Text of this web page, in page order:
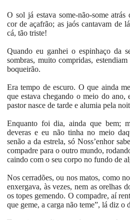
O sol já estava some-não-some
cor de açafrão; as jaós cantavam de
cá, tão triste!
Quando eu ganhei o espinhaço da
sombras, muito compridas,
boqueirão.
Era tempo de escuro. O que ainda
que estava chegando o meio do ano,
pastor nasce de tarde e alumia pela
Enquanto foi dia, ainda que bem;
deveras e eu não tinha no meio
senão a da estrela, só Noss’enhor
compadre para o outro mundo,
caindo com o seu corpo no fundo de
Nos cerradões, ou nos matos, como
enxergava, às vezes, nem as orelhas
os topes gemendo. O compadre, aí
que geme, a carga não teme”, lá diz o